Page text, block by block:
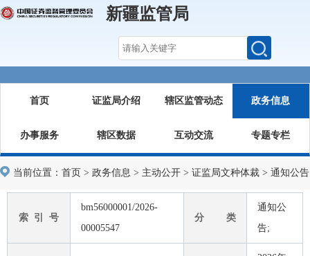
新疆监管局
首页 证监局介绍 辖区监管动态 政务信息
办事服务 辖区数据 互动交流 专题专栏
当前位置： 首页 > 政务信息 > 主动公开 > 证监局文种体裁 > 通知公告
索 引 号
bm56000001/2026-
00005547
分 类
通知公
告;